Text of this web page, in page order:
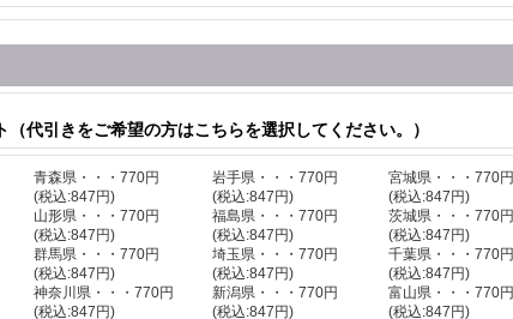
（代引きをご希望の方はこちらを選択してください。）
青森県・・・770円
(税込:847円)
岩手県・・・770円
(税込:847円)
宮城県・・・770円
(税込:847円)
山形県・・・770円
(税込:847円)
福島県・・・770円
(税込:847円)
茨城県・・・770円
(税込:847円)
群馬県・・・770円
(税込:847円)
埼玉県・・・770円
(税込:847円)
千葉県・・・770円
(税込:847円)
神奈川県・・・770円
(税込:847円)
新潟県・・・770円
(税込:847円)
富山県・・・770円
(税込:847円)